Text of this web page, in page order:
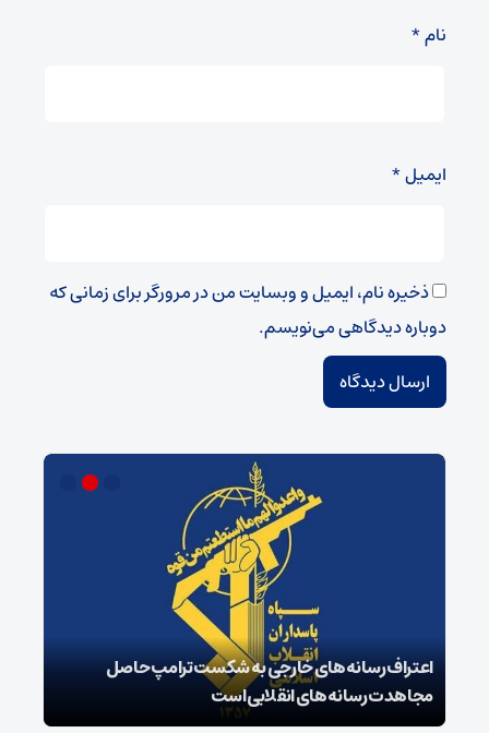
نام*
ایمیل*
ذخیره نام، ایمیل و وبسایت من در مرورگر برای زمانی که
دوباره دیدگاهی می‌نویسم.
اعتراف رسانه‌های خارجی به شکست ترامپ حاصل
مجاهدت رسانه‌های انقلابی است